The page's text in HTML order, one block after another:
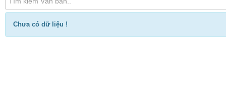
Chưa có dữ liệu !